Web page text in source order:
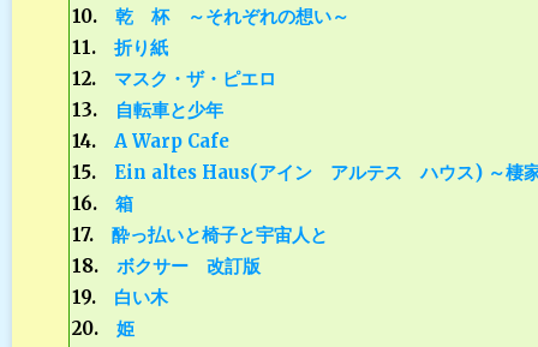
10. 乾 杯 ～それぞれの想い～
11. 折り紙
12. マスク・ザ・ピエロ
13.
自転車と少年
14. A Warp Cafe
15. Ein altes Haus(アイン アルテス ハウス) ～棲
16. 箱
17. 酔っ払いと椅子と宇宙人と
18. ボクサー 改訂版
19. 白い木
20. 姫